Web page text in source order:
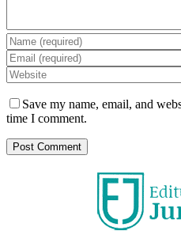
Save my name, email, and
time I comment.